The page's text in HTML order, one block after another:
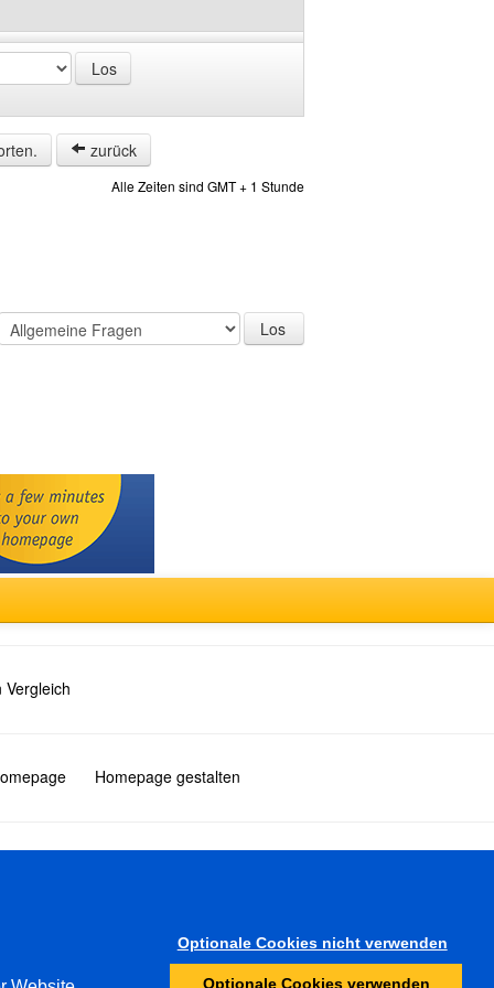
zurück
Alle Zeiten sind GMT + 1 Stunde
Vergleich
Homepage gestalten
Optionale Cookies nicht verwenden
Optionale Cookies verwenden